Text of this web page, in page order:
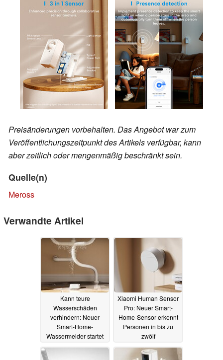
Preisänderungen vorbehalten. Das Angebot war zum
Veröffentlichungszeitpunkt des Artikels verfügbar, kann
aber zeitlich oder mengenmäßig beschränkt sein.
Quelle(n)
Meross
Verwandte Artikel
Kann teure
Wasserschäden
verhindern: Neuer
Smart-Home-
Wassermelder startet
27.03.2025
Xiaomi Human Sensor
Pro: Neuer Smart-
Home-Sensor erkennt
Personen in bis zu
zwölf
Zonen21.08.2024